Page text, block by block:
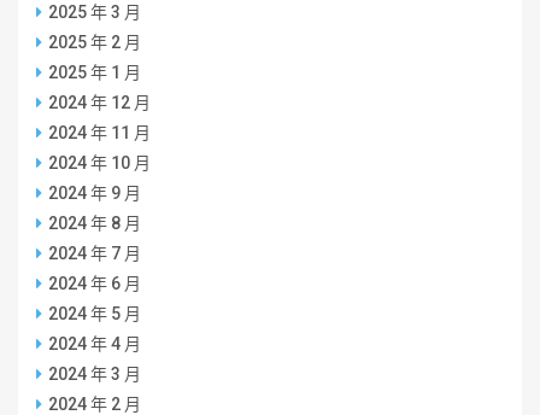
2025 年 3 月
2025 年 2 月
2025 年 1 月
2024 年 12 月
2024 年 11 月
2024 年 10 月
2024 年 9 月
2024 年 8 月
2024 年 7 月
2024 年 6 月
2024 年 5 月
2024 年 4 月
2024 年 3 月
2024 年 2 月